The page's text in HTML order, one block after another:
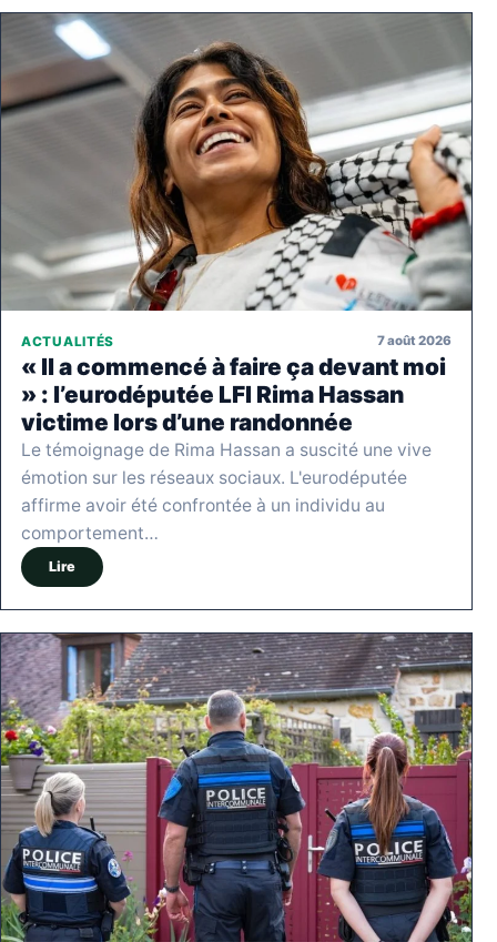
ACTUALITÉS 7 août 2026
« Il a commencé à faire ça devant moi
» : l’eurodéputée LFI Rima Hassan
victime lors d’une randonnée
Le témoignage de Rima Hassan a suscité une vive
émotion sur les réseaux sociaux. L'eurodéputée
affirme avoir été confrontée à un individu au
comportement…
Lire